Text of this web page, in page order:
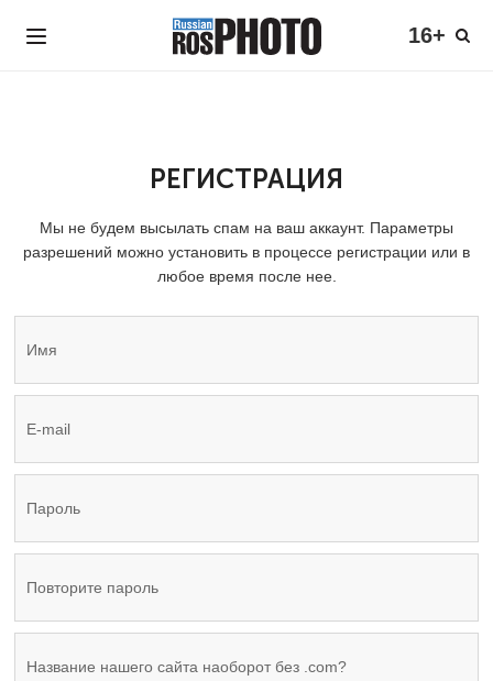
16+
РЕГИСТРАЦИЯ
Мы не будем высылать спам на ваш аккаунт. Параметры
разрешений можно установить в процессе регистрации или в
любое время после нее.